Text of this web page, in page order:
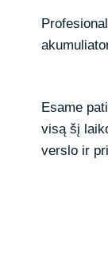
Esame
visą šį
verslo ir